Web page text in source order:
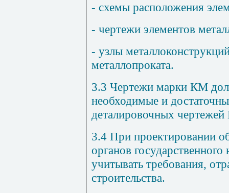
- схемы расположения
- чертежи элементов
- узлы
металлопроката.
3.3 Чертежи марки КМ
необходимые и
деталировочных
3.4 При проектировании
органов
учитывать требования,
строительства.